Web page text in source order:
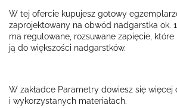
W tej ofercie kupujesz gotowy
zaprojektowany na obwód nadgarstka ok.
ma regulowane, rozsuwane zapięcie,
ją do większości nadgarstków.
W zakładce Parametry dowiesz się
i wykorzystanych materiałach.